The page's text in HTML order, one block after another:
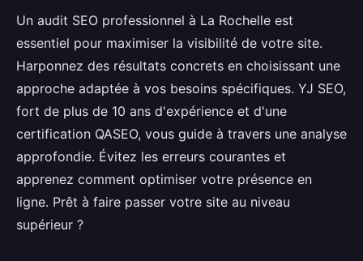
Analysez votre site : faites un
audit seo à la rochelle
Tom•18 janvier 2025 •3 min de lecture
Un audit SEO professionnel à La Rochelle est
essentiel pour maximiser la visibilité de votre site.
Harponnez des résultats concrets en choisissant une
approche adaptée à vos besoins spécifiques. YJ SEO,
fort de plus de 10 ans d'expérience et d'une
certification QASEO, vous guide à travers une analyse
approfondie. Évitez les erreurs courantes et
apprenez comment optimiser votre présence en
ligne. Prêt à faire passer votre site au niveau
supérieur ?